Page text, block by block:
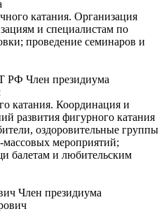
катания. Организация
и специалистам по
проведение семинаров и
РФ Член президиума
катания. Координация и
развития фигурного катания
оздоровительные группы
массовых мероприятий;
балетам и любительским
Член президиума